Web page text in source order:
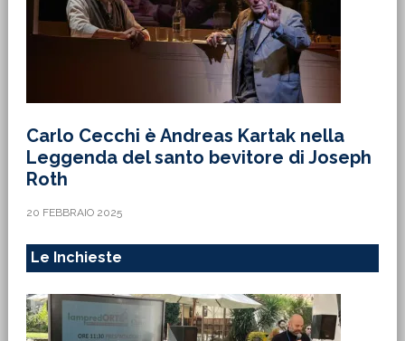
Carlo Cecchi è Andreas Kartak nella
Leggenda del santo bevitore di Joseph
Roth
20 FEBBRAIO 2025
Le Inchieste